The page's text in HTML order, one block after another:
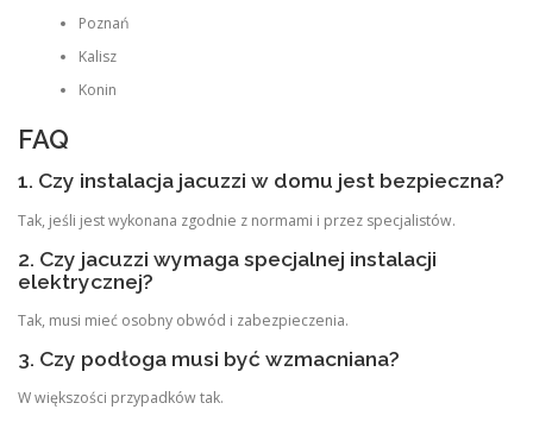
Poznań
Kalisz
Konin
FAQ
1. Czy instalacja jacuzzi w domu jest bezpieczna?
Tak, jeśli jest wykonana zgodnie z normami i przez specjalistów.
2. Czy jacuzzi wymaga specjalnej instalacji
elektrycznej?
Tak, musi mieć osobny obwód i zabezpieczenia.
3. Czy podłoga musi być wzmacniana?
W większości przypadków tak.